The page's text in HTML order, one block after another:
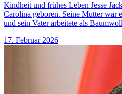
Kindheit und frühes Leben Jesse
Carolina geboren. Seine Mutter war
und sein Vater arbeitete als
17. Februar 2026